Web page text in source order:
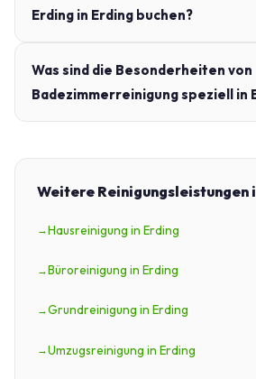
Erding in Erding buchen?
Was sind die Besonderheiten von
Badezimmerreinigung speziell in
Weitere Reinigungsleistungen
Hausreinigung in Erding
Büroreinigung in Erding
Grundreinigung in Erding
Umzugsreinigung in Erding